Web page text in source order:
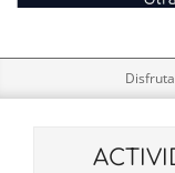
El
Pulso
Navigation